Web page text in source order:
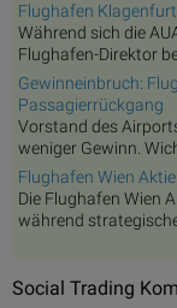
Flughafen
Während sich die
Flughafen-Direktor
Gewinneinbruch:
Passagierrückgang
Vorstand des
weniger Gewinn.
Flughafen Wien
Die Flughafen Wien
während
Social Trading